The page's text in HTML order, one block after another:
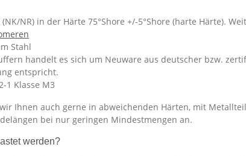
NR) in der Härte 75°Shore +/-5°Shore (harte Härte).
Stahl
handelt es sich um Neuware aus deutscher bzw.
entspricht.
1 Klasse M3
Ihnen auch gerne in abweichenden Härten, mit
bei nur geringen Mindestmengen an.
werden?